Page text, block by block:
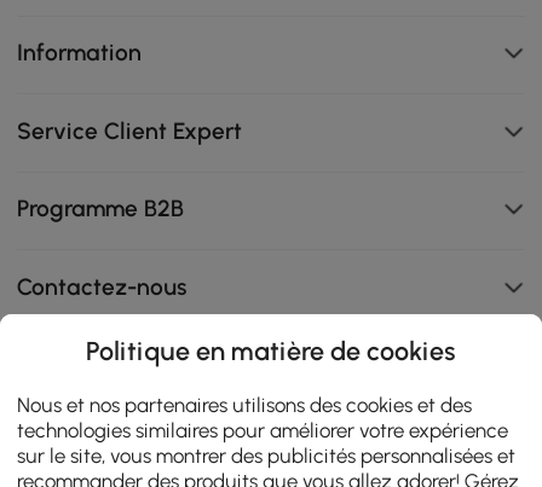
Information
Service Client Expert
Programme B2B
Contactez-nous
108K
4.9
star
rating
AVIS CERTIFIÉS
Politique en matière de cookies
Nous et nos partenaires utilisons des cookies et des
technologies similaires pour améliorer votre expérience
sur le site, vous montrer des publicités personnalisées et
recommander des produits que vous allez adorer! Gérez